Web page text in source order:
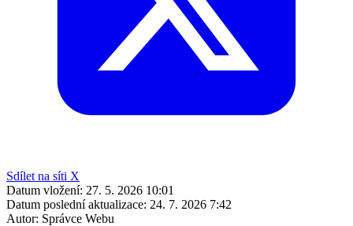
Sdílet na síti X
Datum vložení: 27. 5. 2026 10:01
Datum poslední aktualizace: 24. 7. 2026 7:42
Autor: Správce Webu